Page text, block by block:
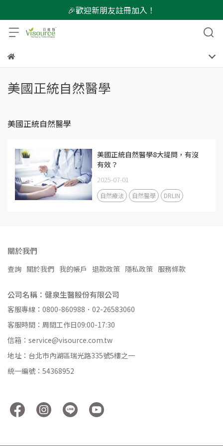
🎉歡迎新朋友註冊加入！
美國正統自然醫學
美國正統自然醫學
美國正統自然醫學8大提問，有沒
有效？
2025-07-01
自然療法 自然醫學 DRLIN
關於我們
查詢 關於我們 我的帳戶 退款政策 隱私政策 服務條款
公司名稱：健泉生醫股份有限公司
客服專線：0800-860988．02-26583060
客服時間：周間工作日09:00-17:30
信箱：service@visource.com.tw
地址：台北市內湖區瑞光路335號5樓之一
統一編號：54368952